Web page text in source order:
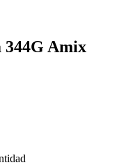
344G Amix